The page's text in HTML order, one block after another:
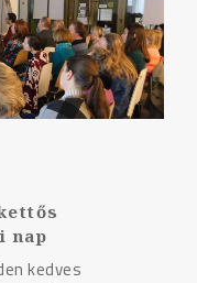
nap
kedves